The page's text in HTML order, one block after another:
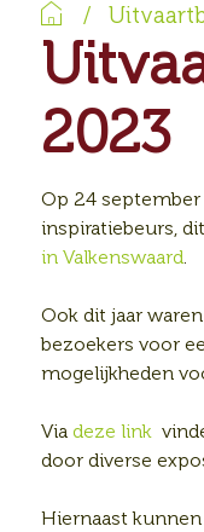
Home
/
2023
Op 24 september
inspiratiebeurs,
in Valkenswaard.
Ook dit jaar
bezoekers voor
mogelijkheden
Via deze link
door diverse
Hiernaast